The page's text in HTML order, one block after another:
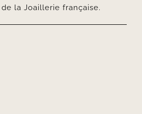
la Joaillerie française.